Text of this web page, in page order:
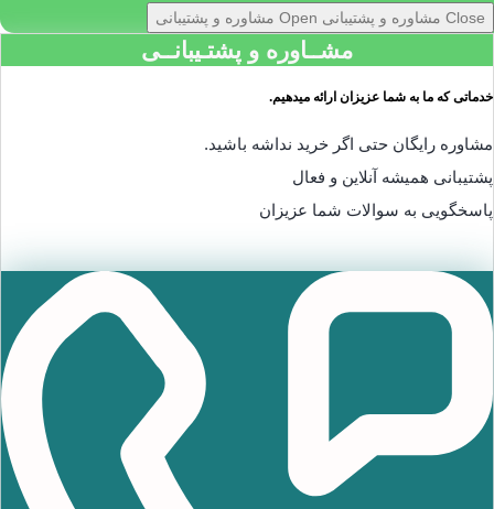
Close مشاوره و پشتیبانی
Open مشاوره و پشتیبانی
مشــاوره و پشتـیبانــی
خدماتی که ما به شما عزیزان ارائه میدهیم.
مشاوره رایگان حتی اگر خرید نداشه باشید.
پشتیبانی همیشه آنلاین و فعال
پاسخگویی به سوالات شما عزیزان